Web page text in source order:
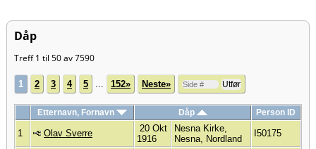
Dåp
Treff 1 til 50 av 7590
1 2 3 4 5 ... 152» Neste»
Etternavn, Fornavn Dåp Person ID
1 Olav Sverre
20 Okt
1916
Nesna Kirke,
Nesna, Nordland
I50175